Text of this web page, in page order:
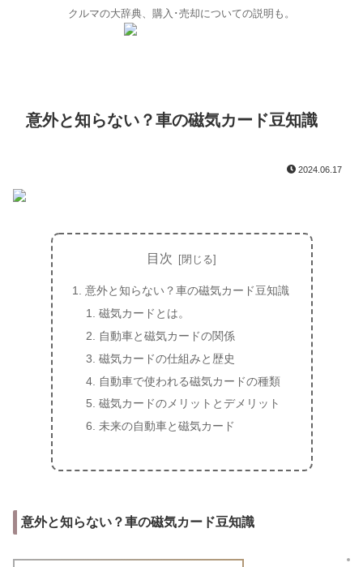
クルマの大辞典、購入･売却についての説明も。
意外と知らない？車の磁気カード豆知識
2024.06.17
目次
意外と知らない？車の磁気カード豆知識
磁気カードとは。
自動車と磁気カードの関係
磁気カードの仕組みと歴史
自動車で使われる磁気カードの種類
磁気カードのメリットとデメリット
未来の自動車と磁気カード
意外と知らない？車の磁気カード豆知識